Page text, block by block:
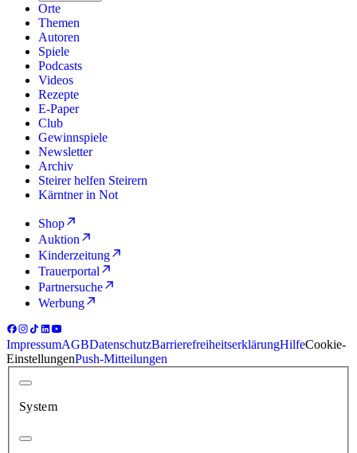
Orte
Themen
Autoren
Spiele
Podcasts
Videos
Rezepte
E-Paper
Club
Gewinnspiele
Newsletter
Archiv
Steirer helfen Steirern
Kärntner in Not
Shop
Auktion
Kinderzeitung
Trauerportal
Partnersuche
Werbung
ImpressumAGBDatenschutzBarrierefreiheitserklärungHilfeCookie-
EinstellungenPush-Mitteilungen
System